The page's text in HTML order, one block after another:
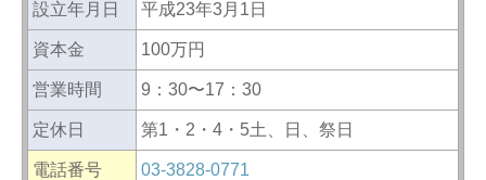
設立年月日 平成23年3月1日
資本金 100万円
営業時間 9：30〜17：30
定休日 第1・2・4・5土、日、祭日
電話番号 03-3828-0771